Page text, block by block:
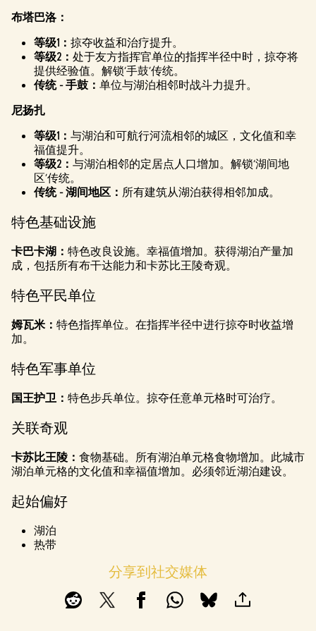
布塔巴洛：
等级1： 掠夺收益和治疗提升。
等级2： 处于友方指挥官单位的指挥半径中时，掠夺将
提供经验值。解锁‘手鼓’传统。
传统 - 手鼓： 单位与湖泊相邻时战斗力提升。
尼扬扎
等级1： 与湖泊和可航行河流相邻的城区，文化值和幸
福值提升。
等级2： 与湖泊相邻的定居点人口增加。解锁‘湖间地
区’传统。
传统 - 湖间地区： 所有建筑从湖泊获得相邻加成。
特色基础设施
卡巴卡湖： 特色改良设施。幸福值增加。获得湖泊产量加
成，包括所有布干达能力和卡苏比王陵奇观。
特色平民单位
姆瓦米： 特色指挥单位。在指挥半径中进行掠夺时收益增
加。
特色军事单位
国王护卫： 特色步兵单位。掠夺任意单元格时可治疗。
关联奇观
卡苏比王陵： 食物基础。所有湖泊单元格食物增加。此城市
湖泊单元格的文化值和幸福值增加。必须邻近湖泊建设。
起始偏好
湖泊
热带
分享到社交媒体